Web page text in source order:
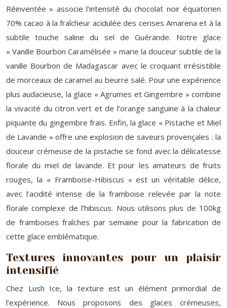
Réinventée » associe l’intensité du chocolat noir équatorien
70% cacao à la fraîcheur acidulée des cerises Amarena et à la
subtile touche saline du sel de Guérande. Notre glace
« Vanille Bourbon Caramélisée » marie la douceur subtile de la
vanille Bourbon de Madagascar avec le croquant irrésistible
de morceaux de caramel au beurre salé. Pour une expérience
plus audacieuse, la glace « Agrumes et Gingembre » combine
la vivacité du citron vert et de l’orange sanguine à la chaleur
piquante du gingembre frais. Enfin, la glace « Pistache et Miel
de Lavande » offre une explosion de saveurs provençales : la
douceur crémeuse de la pistache se fond avec la délicatesse
florale du miel de lavande. Et pour les amateurs de fruits
rouges, la « Framboise-Hibiscus » est un véritable délice,
avec l’acidité intense de la framboise relevée par la note
florale complexe de l’hibiscus. Nous utilisons plus de 100kg
de framboises fraîches par semaine pour la fabrication de
cette glace emblématique.
Textures innovantes pour un plaisir
intensifié
Chez Lush Ice, la texture est un élément primordial de
l’expérience. Nous proposons des glaces crémeuses,